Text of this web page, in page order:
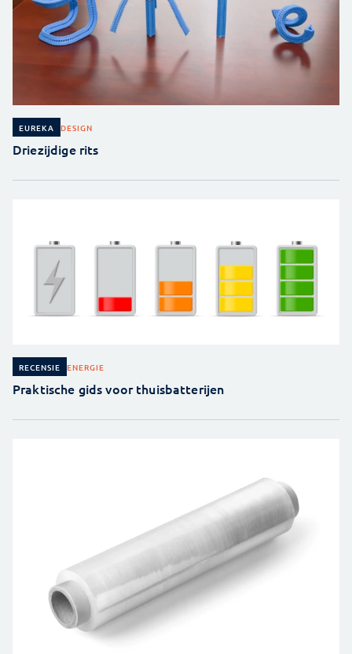
EUREKA DESIGN
Driezijdige rits
RECENSIE ENERGIE
Praktische gids voor thuisbatterijen